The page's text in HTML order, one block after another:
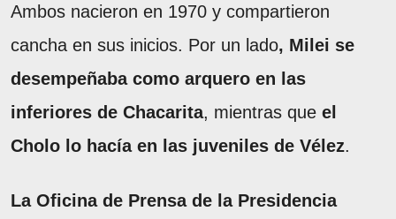
Ambos nacieron en 1970 y compartieron
cancha en sus inicios. Por un lado, Milei se
desempeñaba como arquero en las
inferiores de Chacarita, mientras que el
Cholo lo hacía en las juveniles de Vélez.
La Oficina de Prensa de la Presidencia